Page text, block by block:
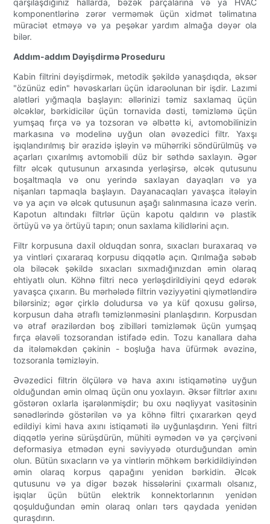
qarşılaşdığınız hallarda, bəzək parçalarına və ya HVAC
komponentlərinə zərər verməmək üçün xidmət təlimatına
müraciət etməyə və ya peşəkar yardım almağa dəyər ola
bilər.
Addım-addım Dəyişdirmə Proseduru
Kabin filtrini dəyişdirmək, metodik şəkildə yanaşdıqda, əksər
"özünüz edin" həvəskarları üçün idarəolunan bir işdir. Lazımi
alətləri yığmaqla başlayın: əllərinizi təmiz saxlamaq üçün
əlcəklər, bərkidicilər üçün tornavida dəsti, təmizləmə üçün
yumşaq fırça və ya tozsoran və əlbəttə ki, avtomobilinizin
markasına və modelinə uyğun olan əvəzedici filtr. Yaxşı
işıqlandırılmış bir ərazidə işləyin və mühərriki söndürülmüş və
açarları çıxarılmış avtomobili düz bir səthdə saxlayın. Əgər
filtr əlcək qutusunun arxasında yerləşirsə, əlcək qutusunu
boşaltmaqla və onu yerində saxlayan dayaqları və ya
nişanları tapmaqla başlayın. Dayanacaqları yavaşca itələyin
və ya açın və əlcək qutusunun aşağı salınmasına icazə verin.
Kapotun altındakı filtrlər üçün kapotu qaldırın və plastik
örtüyü və ya örtüyü tapın; onun saxlama kilidlərini açın.
Filtr korpusuna daxil olduqdan sonra, sıxacları buraxaraq və
ya vintləri çıxararaq korpusu diqqətlə açın. Qırılmağa səbəb
ola biləcək şəkildə sıxacları sıxmadığınızdan əmin olaraq
ehtiyatlı olun. Köhnə filtri necə yerləşdirildiyini qeyd edərək
yavaşca çıxarın. Bu mərhələdə filtrin vəziyyətini qiymətləndirə
bilərsiniz; əgər çirklə doludursa və ya küf qoxusu gəlirsə,
korpusun daha ətraflı təmizlənməsini planlaşdırın. Korpusdan
və ətraf ərazilərdən boş zibilləri təmizləmək üçün yumşaq
fırça əlavəli tozsorandan istifadə edin. Tozu kanallara daha
da itələməkdən çəkinin - boşluğa hava üfürmək əvəzinə,
tozsoranla təmizləyin.
Əvəzedici filtrin ölçülərə və hava axını istiqamətinə uyğun
olduğundan əmin olmaq üçün onu yoxlayın. Əksər filtrlər axını
göstərən oxlarla işarələnmişdir; bu oxu nəqliyyat vasitəsinin
sənədlərində göstərilən və ya köhnə filtri çıxararkən qeyd
edildiyi kimi hava axını istiqaməti ilə uyğunlaşdırın. Yeni filtri
diqqətlə yerinə sürüşdürün, mühiti əymədən və ya çərçivəni
deformasiya etmədən eyni səviyyədə oturduğundan əmin
olun. Bütün sıxacların və ya vintlərin möhkəm bərkidildiyindən
əmin olaraq korpus qapağını yenidən bərkidin. Əlcək
qutusunu və ya digər bəzək hissələrini çıxarmalı olsanız,
işıqlar üçün bütün elektrik konnektorlarının yenidən
qoşulduğundan əmin olaraq onları tərs qaydada yenidən
quraşdırın.